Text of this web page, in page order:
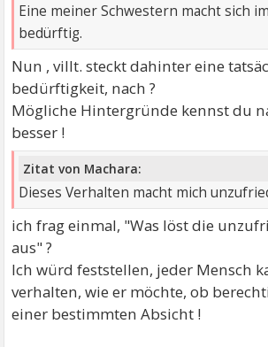
Eine meiner Schwestern macht sich
bedürftig.
Nun , villt. steckt dahinter eine
bedürftigkeit, nach ?
Mögliche Hintergründe kennst du
besser !
Zitat von Machara:
Dieses Verhalten macht mich
ich frag einmal, "Was löst die
aus" ?
Ich würd feststellen, jeder Mensch
verhalten, wie er möchte, ob
einer bestimmten Absicht !